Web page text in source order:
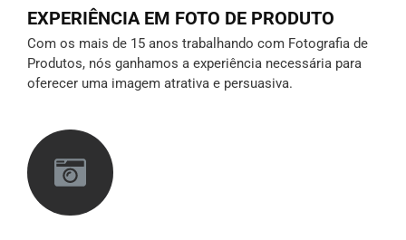
EXPERIÊNCIA EM FOTO DE PRODUTO
Com os mais de 15 anos trabalhando com Fotografia de
Produtos, nós ganhamos a experiência necessária para
oferecer uma imagem atrativa e persuasiva.